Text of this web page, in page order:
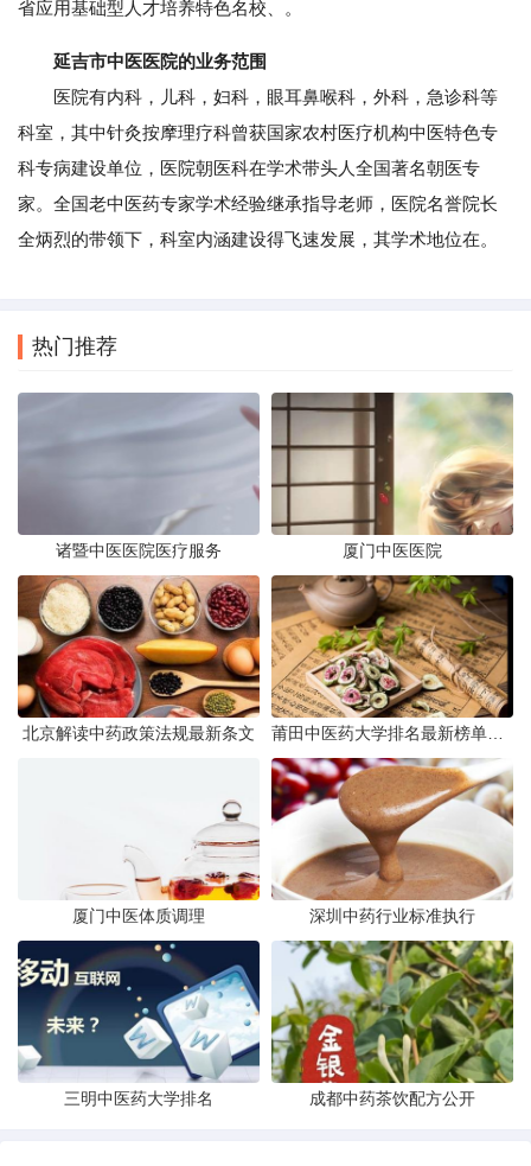
省应用基础型人才培养特色名校、。
延吉市中医医院的业务范围
医院有内科，儿科，妇科，眼耳鼻喉科，外科，急诊科等
科室，其中针灸按摩理疗科曾获国家农村医疗机构中医特色专
科专病建设单位，医院朝医科在学术带头人全国著名朝医专
家。全国老中医药专家学术经验继承指导老师，医院名誉院长
全炳烈的带领下，科室内涵建设得飞速发展，其学术地位在。
热门推荐
诸暨中医医院医疗服务 厦门中医医院
北京解读中药政策法规最新条文
厦门中医体质调理 深圳中药行业标准执行
三明中医药大学排名 成都中药茶饮配方公开